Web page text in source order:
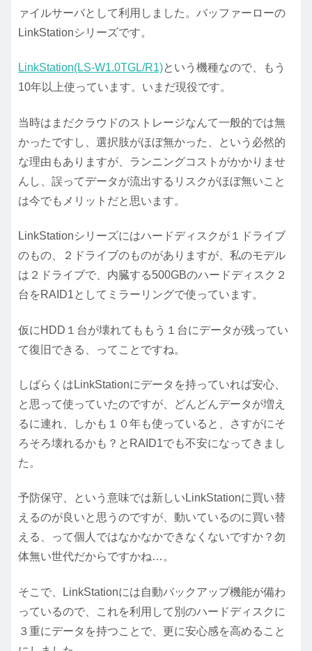
ァイルサーバとして利用しました。バッファーローの
LinkStationシリーズです。
LinkStation(LS-W1.0TGL/R1)という機種なので、もう
10年以上使っています。いまだ現役です。
当時はまだクラウドのストレージなんて一般的では無
かったですし、選択肢がほぼ無かった、という必然的
な理由もありますが、ランニングコストがかかりませ
んし、誤ってデータが流出するリスクがほぼ無いこと
は今でもメリットだと思います。
LinkStationシリーズにはハードディスクが１ドライブ
のもの、２ドライブのものがありますが、私のモデル
は２ドライブで、内臓する500GBのハードディスク２
台をRAID1としてミラーリングで使っています。
仮にHDD１台が壊れてももう１台にデータが残ってい
て復旧できる、ってことですね。
しばらくはLinkStationにデータを持っていれば安心、
と思って使っていたのですが、どんどんデータが増え
るに連れ、しかも１０年も使っていると、さすがにそ
ろそろ壊れるかも？とRAID1でも不安になってきまし
た。
予防保守、という意味では新しいLinkStationに買い替
えるのが良いと思うのですが、動いているのに買い替
える、って個人ではなかなかできなくないですか？勿
体無い世代だからですかね…。
そこで、LinkStationには自動バックアップ機能が備わ
っているので、これを利用して別のハードディスクに
３重にデータを持つことで、更に安心感を高めること